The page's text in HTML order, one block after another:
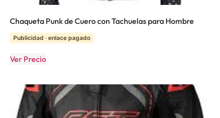
Chaqueta Punk de Cuero con Tachuelas para Hombre
Publicidad · enlace pagado
Ver Precio